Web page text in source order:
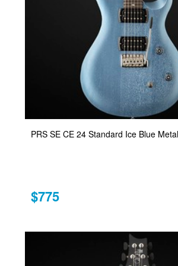
PRS SE CE 24 Standard Ice Blue
$775